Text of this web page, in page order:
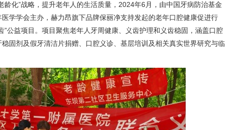
龄化”战略，提升老年人的生活质量，2024年6月，由中国牙病防治基金
学学会主办，赫力昂旗下品牌保丽净支持发起的老年口腔健康促进行
”公益项目。项目聚焦老年人牙周健康、义齿护理和义齿稳固，涵盖口腔
固剂及假牙清洁片捐赠、口腔义诊、基层培训及相关真实世界研究与临